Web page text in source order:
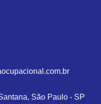
São Paulo - SP